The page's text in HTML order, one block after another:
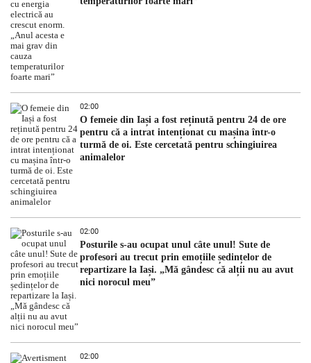
02:00
O femeie din Iași a fost reținută pentru 24 de ore
pentru că a intrat intenționat cu mașina într-o
turmă de oi. Este cercetată pentru schingiuirea
animalelor
02:00
Posturile s-au ocupat unul câte unul! Sute de
profesori au trecut prin emoțiile ședințelor de
repartizare la Iași. „Mă gândesc că alții nu au avut
nici norocul meu”
02:00